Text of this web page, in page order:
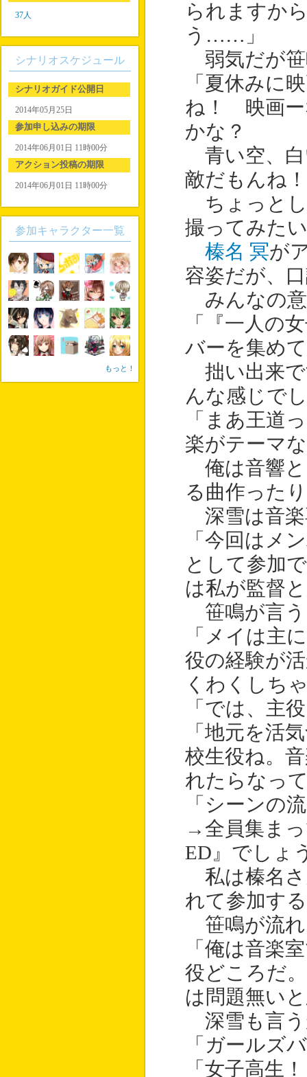
られますか
う……」
弱気だが笹
「夏休みに
ね！ 映画ー
かな？
青い空、白
敵だもんね！
ちょっとし
撮ってみた
榛名 冥が
容姿だが、
みんなの意
「『一人の
バーを集め
拙い出来で
んな感じで
「まあ王道
楽がテーマ
俺は音響と
る曲作った
深雪は音楽
「今回はメ
として参加
は私が監督
笹鳴が言
「メイは主
役の経験が
くわくしち
「では、主
「地元を活
校生役ね。
れたらなっ
「シーンの
→全員集ま
ED』でし
私は榛名さ
れて参加す
笹鳴が流れ
「俺は音楽
役どころだ
は問題無い
深雪も言
「ガールズ
「女子高生
37人
シナリオスケジュール
シナリオガイド公開日
2014年05月25日
参加申し込みの期限
2014年06月01日 11時00分
アクション投稿の期限
2014年06月01日 11時00分
参加キャラクター一覧
もっと！